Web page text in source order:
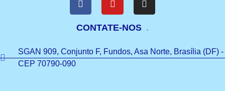
CONTATE-NOS
SGAN 909, Conjunto F, Fundos, Asa Norte, Brasília (DF) -
CEP 70790-090